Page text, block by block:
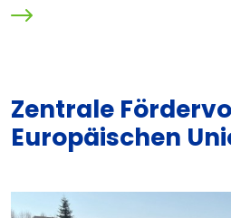
Zentrale
Europäischen